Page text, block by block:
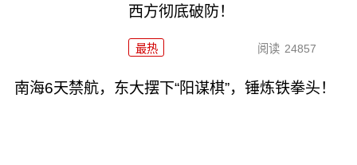
西方彻底破防！
最热 阅读 24857
南海6天禁航，东大摆下“阳谋棋”，锤炼铁拳头！